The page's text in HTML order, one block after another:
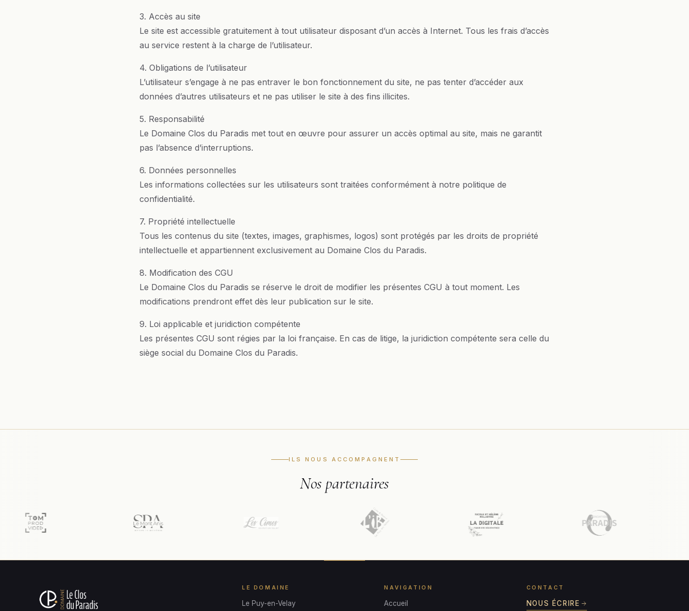
3. Accès au site
Le site est accessible gratuitement à tout utilisateur disposant d’un accès à Internet. Tous les frais d’accès
au service restent à la charge de l’utilisateur.
4. Obligations de l’utilisateur
L’utilisateur s’engage à ne pas entraver le bon fonctionnement du site, ne pas tenter d’accéder aux
données d’autres utilisateurs et ne pas utiliser le site à des fins illicites.
5. Responsabilité
Le Domaine Clos du Paradis met tout en œuvre pour assurer un accès optimal au site, mais ne garantit
pas l’absence d’interruptions.
6. Données personnelles
Les informations collectées sur les utilisateurs sont traitées conformément à notre politique de
confidentialité.
7. Propriété intellectuelle
Tous les contenus du site (textes, images, graphismes, logos) sont protégés par les droits de propriété
intellectuelle et appartiennent exclusivement au Domaine Clos du Paradis.
8. Modification des CGU
Le Domaine Clos du Paradis se réserve le droit de modifier les présentes CGU à tout moment. Les
modifications prendront effet dès leur publication sur le site.
9. Loi applicable et juridiction compétente
Les présentes CGU sont régies par la loi française. En cas de litige, la juridiction compétente sera celle du
siège social du Domaine Clos du Paradis.
ILS NOUS ACCOMPAGNENT
Nos partenaires
LE DOMAINE
Le Puy-en-Velay
NAVIGATION
Accueil
CONTACT
NOUS ÉCRIRE